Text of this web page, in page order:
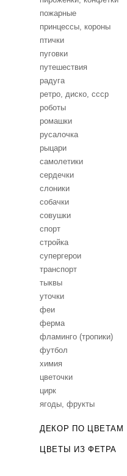
пожарные
принцессы, короны
птички
пуговки
путешествия
радуга
ретро, диско, ссср
роботы
ромашки
русалочка
рыцари
самолетики
сердечки
слоники
собачки
совушки
спорт
стройка
супергерои
транспорт
тыквы
уточки
феи
ферма
фламинго (тропики)
футбол
химия
цветочки
цирк
ягоды, фрукты
ДЕКОР ПО ЦВЕТАМ
ЦВЕТЫ ИЗ ФЕТРА